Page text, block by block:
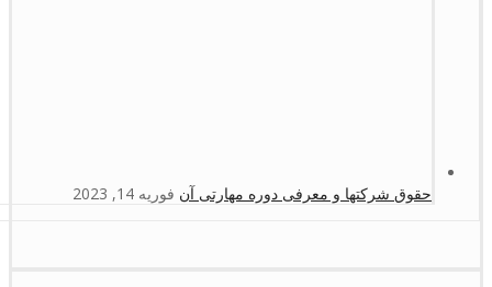
حقوق شرکتها و معرفی دوره مهارتی آن فوریه 14, 2023